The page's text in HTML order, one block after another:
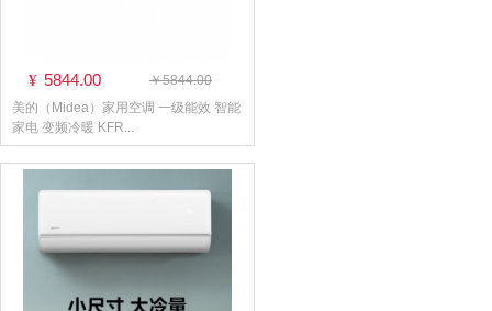
¥ 5844.00
￥5844.00
美的（Midea）家用空调 一级能效 智能
家电 变频冷暖 KFR...